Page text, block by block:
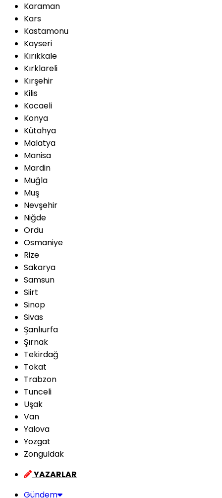
Karaman
Kars
Kastamonu
Kayseri
Kırıkkale
Kırklareli
Kırşehir
Kilis
Kocaeli
Konya
Kütahya
Malatya
Manisa
Mardin
Muğla
Muş
Nevşehir
Niğde
Ordu
Osmaniye
Rize
Sakarya
Samsun
Siirt
Sinop
Sivas
Şanlıurfa
Şırnak
Tekirdağ
Tokat
Trabzon
Tunceli
Uşak
Van
Yalova
Yozgat
Zonguldak
YAZARLAR
Gündem